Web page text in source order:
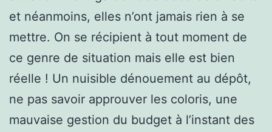
et néanmoins, elles n’ont jamais rien à se
mettre. On se récipient à tout moment de
ce genre de situation mais elle est bien
réelle ! Un nuisible dénouement au dépôt,
ne pas savoir approuver les coloris, une
mauvaise gestion du budget à l’instant des